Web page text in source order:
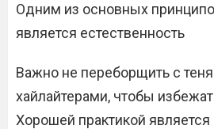
Одним из основных
является естественность
Важно не переборщить с
хайлайтерами, чтобы
Хорошей практикой является